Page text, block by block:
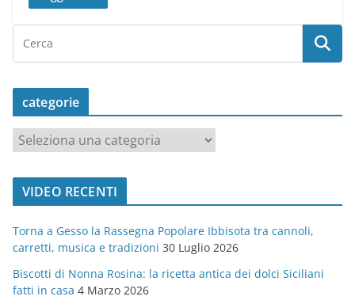
categorie
a
t
o
r
i
e
VIDEO RECENTI
Torna a Gesso la Rassegna Popolare Ibbisota tra cannoli,
carretti, musica e tradizioni 30 Luglio 2026
Biscotti di Nonna Rosina: la ricetta antica dei dolci Siciliani
fatti in casa 4 Marzo 2026